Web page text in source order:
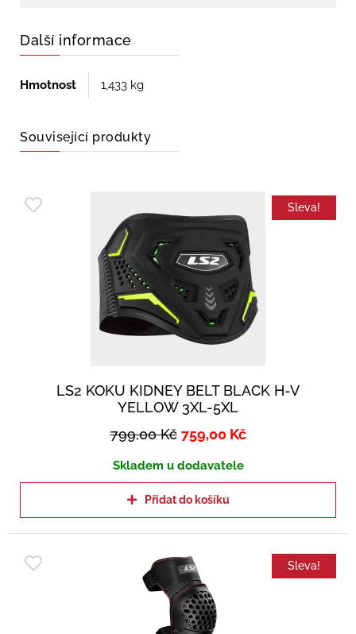
Další informace
Hmotnost 1,433 kg
Související produkty
Sleva!
LS2 KOKU KIDNEY BELT BLACK H-V
YELLOW 3XL-5XL
799,00Kč 759,00 Kč
Skladem u dodavatele
Přidat do košíku
Sleva!